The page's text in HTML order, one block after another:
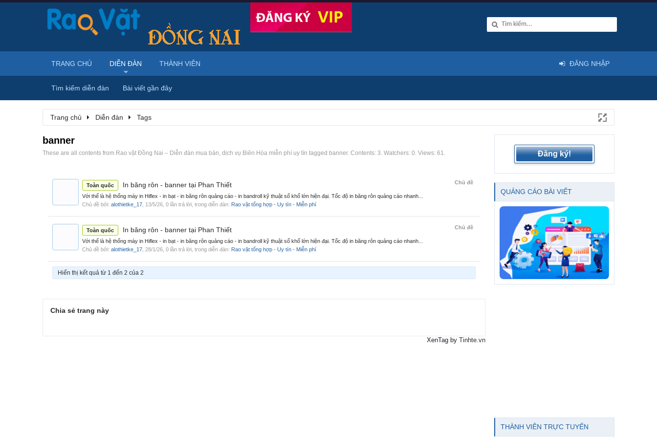
Trang chủ Diễn đàn Tags
banner
These are all contents from Rao vặt Đồng Nai – Diễn đàn mua bán, dịch vụ Biên Hòa miễn phí uy tín tagged banner. Contents: 3. Watchers: 0. Views: 61.
Chủ đề
Toàn quốc In băng rôn - banner tại Phan Thiết
Với thế là hệ thống máy in Hiflex - in bạt - in băng rôn quảng cáo - in bandroll kỹ thuật số khổ lớn hiện đại. Tốc độ in băng rôn quảng cáo nhanh...
Chủ đề bởi: alothietke_17 13/5/26 , 0 lần trả lời, trong diễn đàn: Rao vặt tổng hợp - Uy tín - Miễn phí
Chủ đề
Toàn quốc In băng rôn - banner tại Phan Thiết
Với thế là hệ thống máy in Hiflex - in bạt - in băng rôn quảng cáo - in bandroll kỹ thuật số khổ lớn hiện đại. Tốc độ in băng rôn quảng cáo nhanh...
Chủ đề bởi: alothietke_17 28/1/26 , 0 lần trả lời, trong diễn đàn: Rao vặt tổng hợp - Uy tín - Miễn phí
Hiển thị kết quả từ 1 đến 2 của 2
Chia sẻ trang này
XenTag by Tinhte.vn
Đăng ký!
QUẢNG CÁO BÀI VIẾT
THÀNH VIÊN TRỰC TUYẾN
TRANG CHỦ DIỄN ĐÀN
Tìm kiếm diễn đàn Bài viết gần đây
THÀNH VIÊN ĐĂNG NHẬP